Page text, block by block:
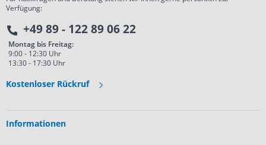
Verfügung:
+49 89 - 122 89 06 22
Montag bis Freitag:
9:00 - 12:30 Uhr
13:30 - 17:30 Uhr
Kostenloser Rückruf
Informationen